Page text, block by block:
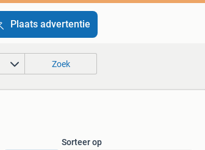
Plaats advertentie
Zoek
Sorteer op